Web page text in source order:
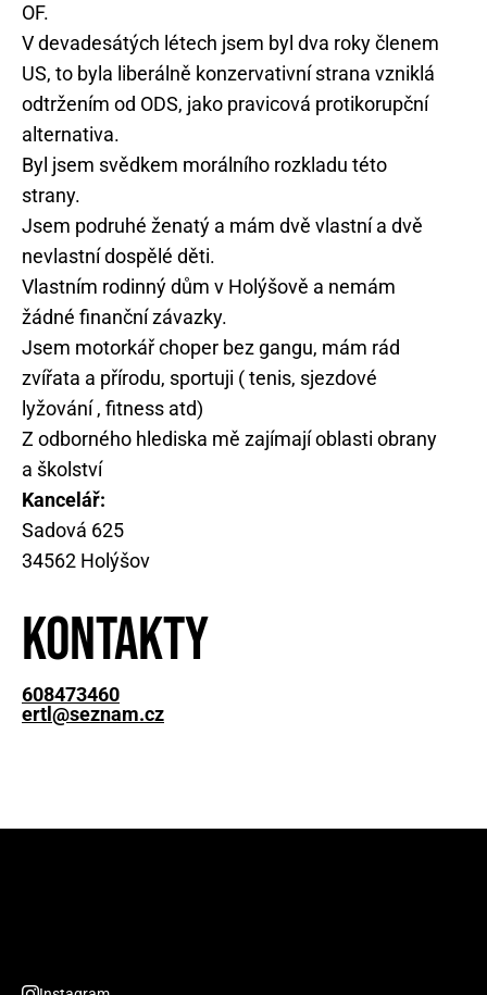
OF.
V devadesátých létech jsem byl dva roky členem
US, to byla liberálně konzervativní strana vzniklá
odtržením od ODS, jako pravicová protikorupční
alternativa.
Byl jsem svědkem morálního rozkladu této
strany.
Jsem podruhé ženatý a mám dvě vlastní a dvě
nevlastní dospělé děti.
Vlastním rodinný dům v Holýšově a nemám
žádné finanční závazky.
Jsem motorkář choper bez gangu, mám rád
zvířata a přírodu, sportuji ( tenis, sjezdové
lyžování , fitness atd)
Z odborného hlediska mě zajímají oblasti obrany
a školství
Kancelář:
Sadová 625
34562 Holýšov
Kontakty
608473460
ertl@seznam.cz